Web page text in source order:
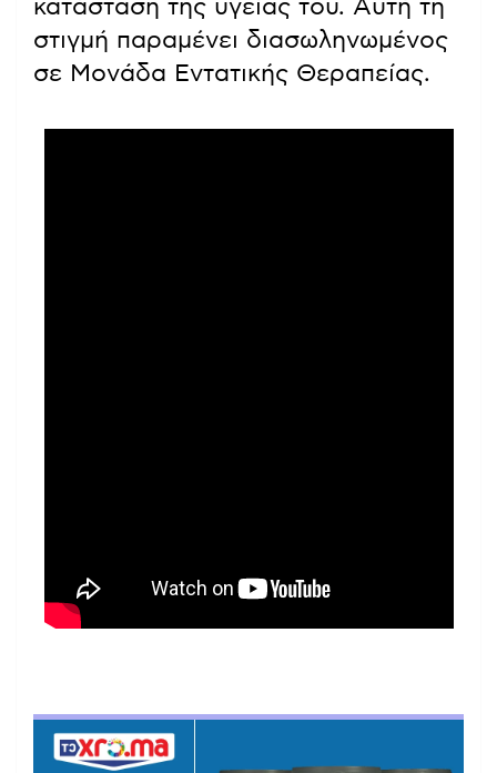
κατάσταση της υγείας του. Αυτή τη
στιγμή παραμένει διασωληνωμένος
σε Μονάδα Εντατικής Θεραπείας.